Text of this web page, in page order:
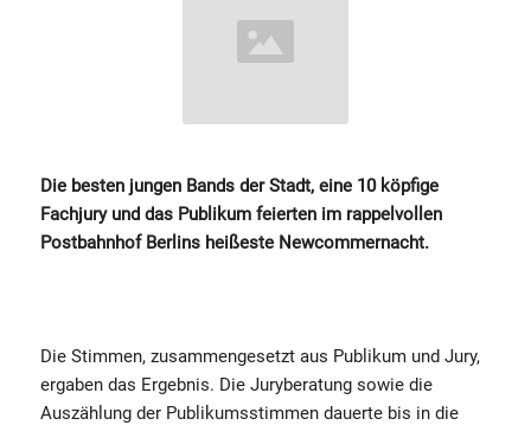
Die besten jungen Bands der Stadt, eine 10 köpfige
Fachjury und das Publikum feierten im rappelvollen
Postbahnhof Berlins heißeste Newcommernacht.
Die Stimmen, zusammengesetzt aus Publikum und Jury,
ergaben das Ergebnis. Die Juryberatung sowie die
Auszählung der Publikumsstimmen dauerte bis in die